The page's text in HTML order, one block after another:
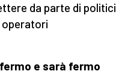
da parte di politici
operatori
e sarà fermo